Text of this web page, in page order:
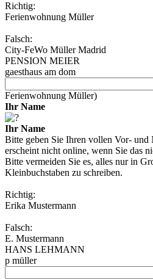
Richtig:
Ferienwohnung Müller
Falsch:
City-FeWo Müller Madrid
PENSION MEIER
gaesthaus am dom
Ferienwohnung Müller)
Ihr Name
Ihr Name
Bitte geben Sie Ihren vollen Vor- und
erscheint nicht online, wenn Sie das
Bitte vermeiden Sie es, alles nur in
Kleinbuchstaben zu schreiben.
Richtig:
Erika Mustermann
Falsch:
E. Mustermann
HANS LEHMANN
p müller